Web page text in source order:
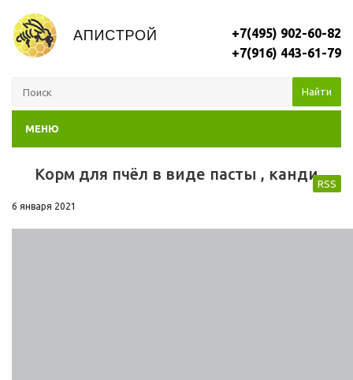
+7(495) 902-60-82
+7(916) 443-61-79
Найти
МЕНЮ
Корм для пчёл в виде пасты , канди
RSS
6 января 2021